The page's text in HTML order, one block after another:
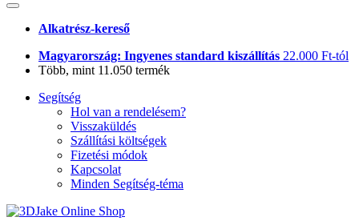
Alkatrész-kereső
Magyarország: Ingyenes standard kiszállítás 22.000 Ft-tól
Több, mint 11.050 termék
Segítség
Hol van a rendelésem?
Visszaküldés
Szállítási költségek
Fizetési módok
Kapcsolat
Minden Segítség-téma